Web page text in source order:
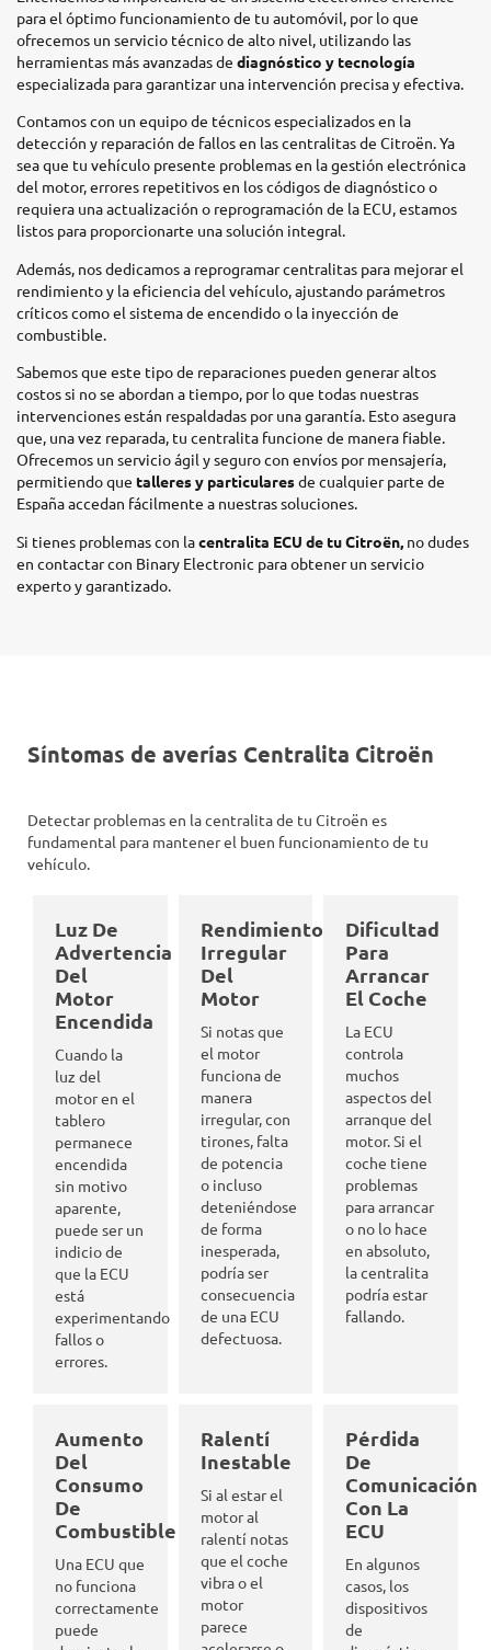
para el óptimo funcionamiento de tu automóvil, por lo que
ofrecemos un servicio técnico de alto nivel, utilizando las
herramientas más avanzadas de diagnóstico y tecnología
especializada para garantizar una intervención precisa y efectiva.
Contamos con un equipo de técnicos especializados en la
detección y reparación de fallos en las centralitas de Citroën. Ya
sea que tu vehículo presente problemas en la gestión electrónica
del motor, errores repetitivos en los códigos de diagnóstico o
requiera una actualización o reprogramación de la ECU, estamos
listos para proporcionarte una solución integral.
Además, nos dedicamos a reprogramar centralitas para mejorar el
rendimiento y la eficiencia del vehículo, ajustando parámetros
críticos como el sistema de encendido o la inyección de
combustible.
Sabemos que este tipo de reparaciones pueden generar altos
costos si no se abordan a tiempo, por lo que todas nuestras
intervenciones están respaldadas por una garantía. Esto asegura
que, una vez reparada, tu centralita funcione de manera fiable.
Ofrecemos un servicio ágil y seguro con envíos por mensajería,
permitiendo que talleres y particularesde cualquier parte de
España accedan fácilmente a nuestras soluciones.
Si tienes problemas con lacentralita ECU de tu Citroën, no dudes
en contactar con Binary Electronic para obtener un servicio
experto y garantizado.
Síntomas de averías Centralita Citroën
Detectar problemas en la centralita de tu Citroën es
fundamental para mantener el buen funcionamiento de tu
vehículo.
Luz De
Advertencia
Del
Motor
Encendida
Cuando la
luz del
motor en el
tablero
permanece
encendida
sin motivo
aparente,
puede ser un
indicio de
que la ECU
está
experimentando
fallos o
errores.
Rendimiento
Irregular
Del
Motor
Si notas que
el motor
funciona de
manera
irregular, con
tirones, falta
de potencia
o incluso
deteniéndose
de forma
inesperada,
podría ser
consecuencia
de una ECU
defectuosa.
Dificultad
Para
Arrancar
El Coche
La ECU
controla
muchos
aspectos del
arranque del
motor. Si el
coche tiene
problemas
para arrancar
o no lo hace
en absoluto,
la centralita
podría estar
fallando.
Aumento
Del
Consumo
De
Combustible
Una ECU que
no funciona
correctamente
puede
Ralentí
Inestable
Si al estar el
motor al
ralentí notas
que el coche
vibra o el
motor
parece
Pérdida
De
Comunicación
Con La
ECU
En algunos
casos, los
dispositivos
de